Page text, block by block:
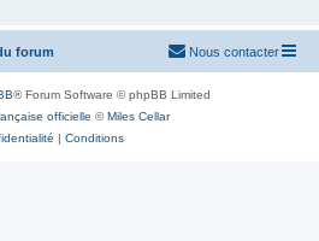
forum Nous contacter
® Forum Software © phpBB Limited
officielle ©Miles Cellar
| Conditions